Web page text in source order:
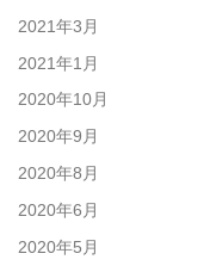
2021年3月
2021年1月
2020年10月
2020年9月
2020年8月
2020年6月
2020年5月